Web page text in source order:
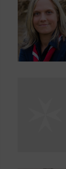
Hilfe-
Essen
an